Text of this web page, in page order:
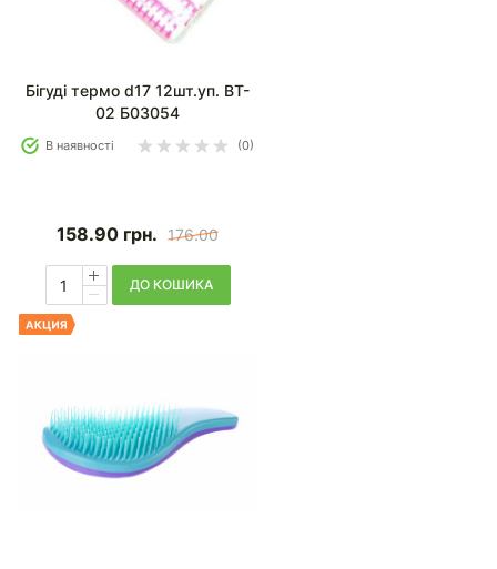
Бігуді термо d17 12шт.уп. BT-
02 Б03054
В наявності (0)
158.90 грн. 176.00
ДО КОШИКА